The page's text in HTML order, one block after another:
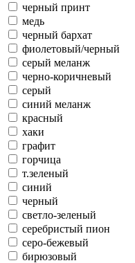
черный принт
медь
черный бархат
фиолетовый/черный
серый меланж
черно-коричневый
серый
синий меланж
красный
хаки
графит
горчица
т.зеленый
синий
черный
светло-зеленый
серебристый пион
серо-бежевый
бирюзовый